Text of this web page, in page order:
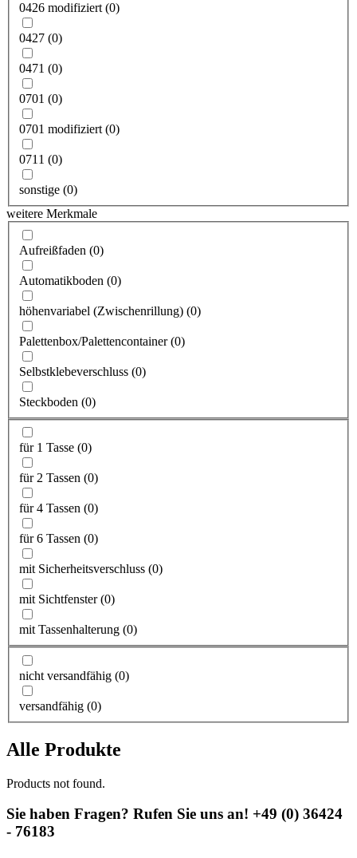
0426 modifiziert (0)
0427 (0)
0471 (0)
0701 (0)
0701 modifiziert (0)
0711 (0)
sonstige (0)
weitere Merkmale
Aufreißfaden (0)
Automatikboden (0)
höhenvariabel (Zwischenrillung) (0)
Palettenbox/Palettencontainer (0)
Selbstklebeverschluss (0)
Steckboden (0)
für 1 Tasse (0)
für 2 Tassen (0)
für 4 Tassen (0)
für 6 Tassen (0)
mit Sicherheitsverschluss (0)
mit Sichtfenster (0)
mit Tassenhalterung (0)
nicht versandfähig (0)
versandfähig (0)
Alle Produkte
Products not found.
Sie haben Fragen? Rufen Sie uns an! +49 (0) 36424
- 76183